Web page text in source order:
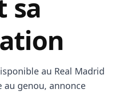
sa
au Real Madrid
au genou, annonce